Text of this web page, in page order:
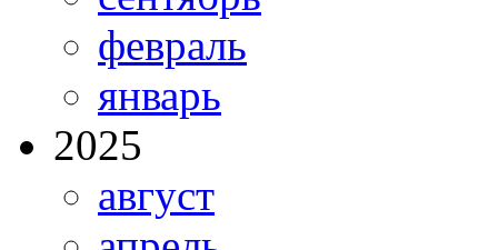
февраль
январь
2025
август